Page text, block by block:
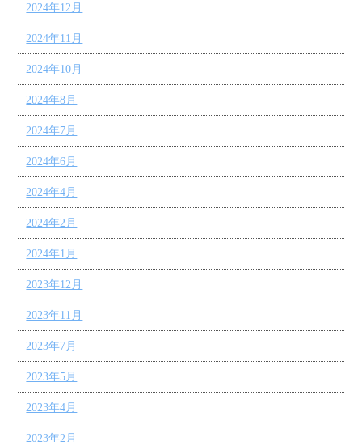
2024年12月
2024年11月
2024年10月
2024年8月
2024年7月
2024年6月
2024年4月
2024年2月
2024年1月
2023年12月
2023年11月
2023年7月
2023年5月
2023年4月
2023年2月